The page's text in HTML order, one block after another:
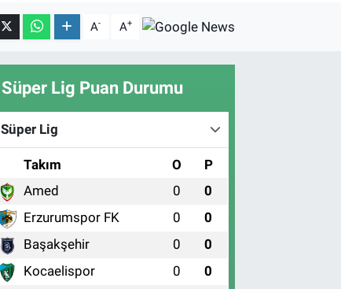
A- A+
Süper Lig Puan Durumu
Süper Lig
Takım O P
Amed 0 0
Erzurumspor FK 0 0
Başakşehir 0 0
Kocaelispor 0 0